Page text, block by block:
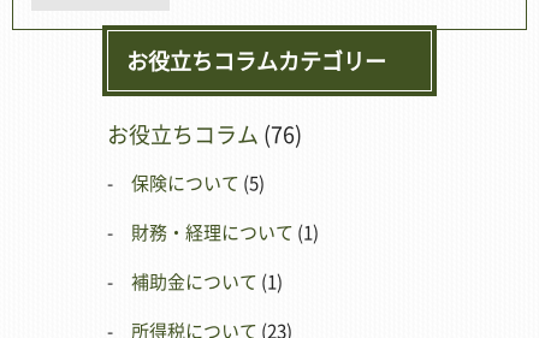
お役立ちコラムカテゴリー
お役立ちコラム (76)
保険について (5)
財務・経理について (1)
補助金について (1)
所得税について (23)